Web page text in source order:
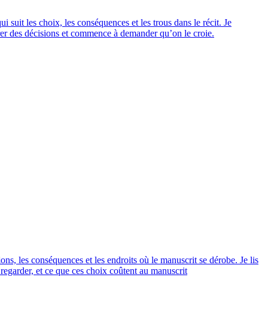
suit les choix, les conséquences et les trous dans le récit. Je
décisions et commence à demander qu’on le croie.
les conséquences et les endroits où le manuscrit se dérobe. Je lis
et ce que ces choix coûtent au manuscrit